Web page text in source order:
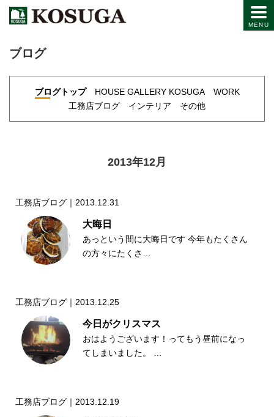
ブログ
ブログトップ HOUSE GALLERY KOSUGA
WORK
工務店ブログ
インテリア その他
2013年12月
工務店ブログ｜2013.12.31
大晦日
あっという間に大晦日です 今年もたくさん
の方々にたくさ…
工務店ブログ｜2013.12.25
今日がクリスマス
おはようございます！ってもう昼前になっ
工務店ブログ｜2013.12.19